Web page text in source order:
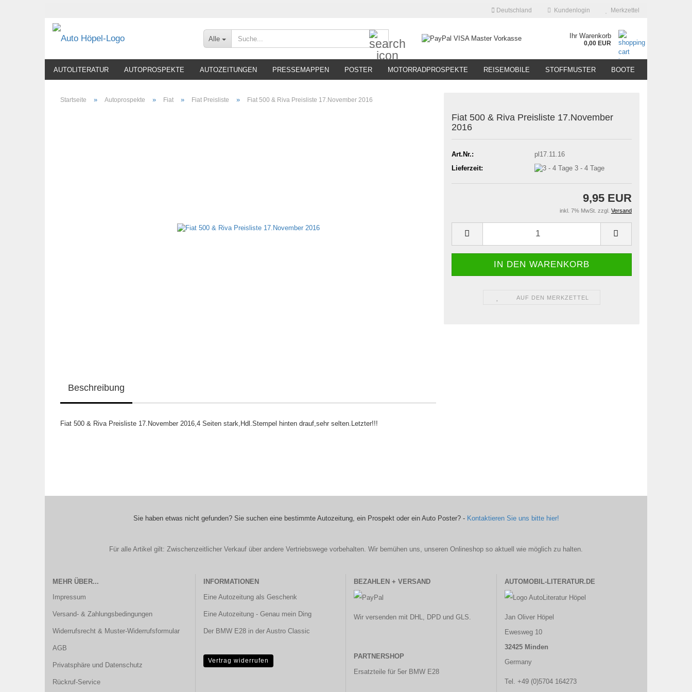
Deutschland Kundenlogin Merkzettel
Alle Ihr Warenkorb
0,00 EUR
AUTOLITERATUR AUTOPROSPEKTE AUTOZEITUNGEN PRESSEMAPPEN POSTER MOTORRADPROSPEKTE REISEMOBILE STOFFMUSTER BOOTE
Startseite » Autoprospekte » Fiat » Fiat Preisliste » Fiat 500 & Riva Preisliste 17.November 2016
Fiat 500 & Riva Preisliste 17.November
2016
Art.Nr.:
pl17.11.16
Lieferzeit:
3 - 4 Tage
9,95 EUR
inkl. 7% MwSt. zzgl. Versand
AUF DEN MERKZETTEL
Beschreibung
Fiat 500 & Riva Preisliste 17.November 2016,4 Seiten stark,Hdl.Stempel hinten drauf,sehr selten.Letzter!!!
Sie haben etwas nicht gefunden? Sie suchen eine bestimmte Autozeitung, ein Prospekt oder ein Auto Poster? - Kontaktieren Sie uns bitte hier!
Für alle Artikel gilt: Zwischenzeitlicher Verkauf über andere Vertriebswege vorbehalten. Wir bemühen uns, unseren Onlineshop so aktuell wie möglich zu halten.
MEHR ÜBER...
Impressum
Versand- & Zahlungsbedingungen
Widerrufsrecht & Muster-Widerrufsformular
AGB
Privatsphäre und Datenschutz
Rückruf-Service
INFORMATIONEN
Eine Autozeitung als Geschenk
Eine Autozeitung - Genau mein Ding
Der BMW E28 in der Austro Classic
Vertrag widerrufen
BEZAHLEN + VERSAND
Wir versenden mit DHL, DPD und GLS.
PARTNERSHOP
Ersatzteile für 5er BMW E28
AUTOMOBIL-LITERATUR.DE
Jan Oliver Höpel
Ewesweg 10
32425 Minden
Germany
Tel. +49 (0)5704 164273